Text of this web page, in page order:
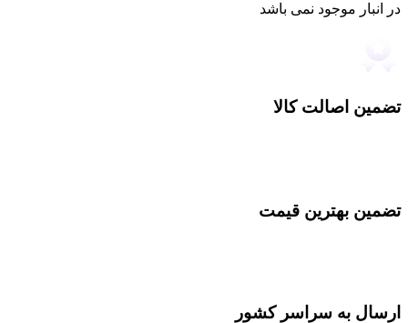
در انبار موجود نمی باشد
تضمین اصالت کالا
تضمین بهترین قیمت
ارسال به سراسر کشور